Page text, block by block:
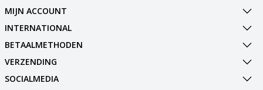
MIJN ACCOUNT
INTERNATIONAL
BETAALMETHODEN
VERZENDING
SOCIALMEDIA